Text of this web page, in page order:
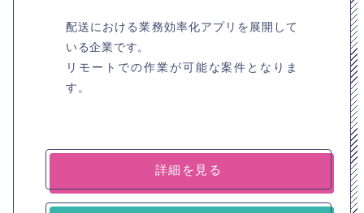
配送における業務効率化アプリを展開して
いる企業です。
リモートでの作業が可能な案件となりま
す。
詳細を見る